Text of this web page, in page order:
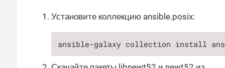
Установите коллекцию ansible.posix:
ansible-galaxy collection install